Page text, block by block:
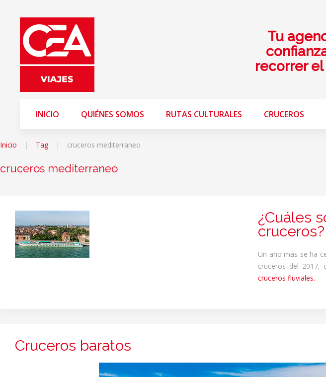
Tu
recorrer
INICIO QUIÉNES SOMOS RUTAS CULTURALES CRUCEROS
Inicio Tag cruceros mediterraneo
cruceros mediterraneo
¿Cuáles
cruceros?
Un año más se ha
cruceros del 2017,
cruceros fluviales.
Cruceros baratos